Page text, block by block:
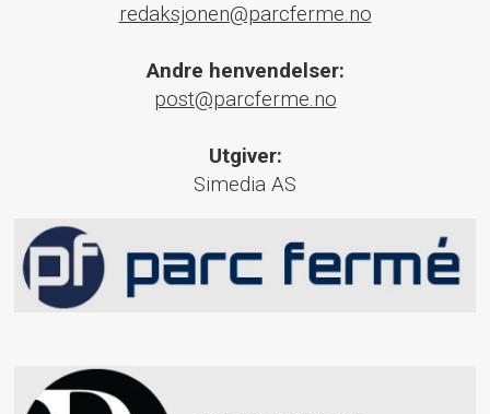
redaksjonen@parcferme.no
Andre henvendelser:
post@parcferme.no
Utgiver:
Simedia AS